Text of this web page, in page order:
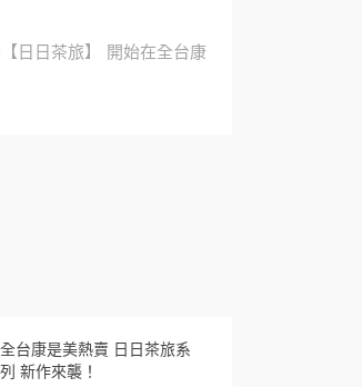
日日茶旅】 開始在全台康
全台康是美熱賣 日日茶旅系
列 新作來襲！